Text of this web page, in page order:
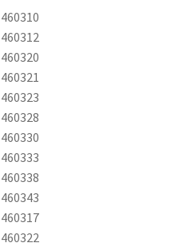
460310
460312
460320
460321
460323
460328
460330
460333
460338
460343
460317
460322